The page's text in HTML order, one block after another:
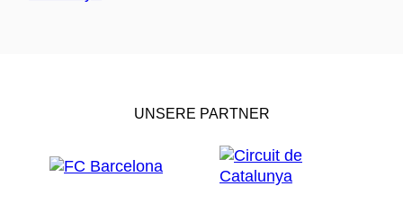
UNSERE PARTNER